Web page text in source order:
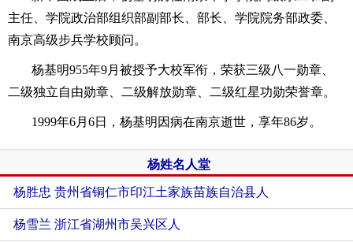
主任、学院政治部组织部副部长、部长、学院院务部政委、
南京高级步兵学校顾问。
杨基明955年9月被授予大校军衔，荣获三级八一勋章、
二级独立自由勋章、二级解放勋章、二级红星功勋荣誉章。
1999年6月6日，杨基明因病在南京逝世，享年86岁。
杨姓名人堂
杨胜忠 贵州省铜仁市印江土家族苗族自治县人
杨雪兰 浙江省湖州市吴兴区人